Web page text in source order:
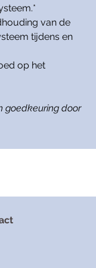
van de
tijdens en
op het
goedkeuring door